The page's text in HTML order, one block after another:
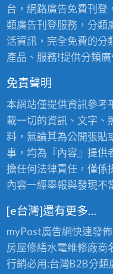
台，網路廣告免費刊登
類廣告刊登服務，分類
活資訊，完全免費的分
產品、服務!提供分類
免責聲明
本網站僅提供資訊參考
載一切的資訊、文字、
料，無論其為公開張貼
事，均為『內容』提供
擔任何法律責任，僅係
內容一經舉報與發現不
[e台灣]還有更多…
myPost廣告網快速發佈
房屋修繕水電維修廠商
行銷必用:台灣B2B分類